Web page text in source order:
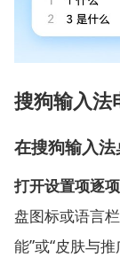
搜狗输入法
在搜狗输入
打开设置项逐
盘图标或语言
能”或“皮肤与